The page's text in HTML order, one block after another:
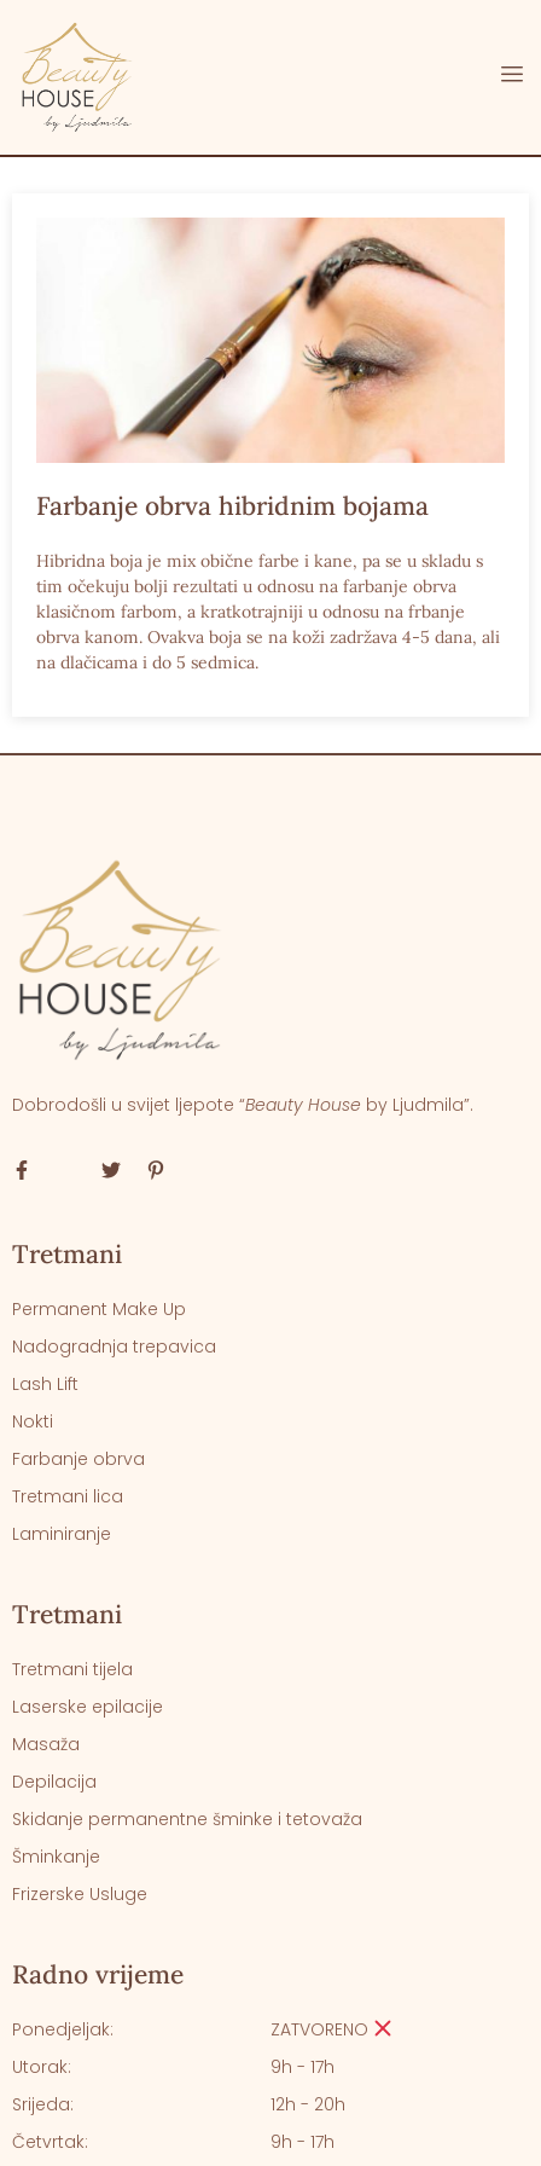
Farbanje obrva hibridnim bojama
Hibridna boja je mix obične farbe i kane, pa se u skladu s
tim očekuju bolji rezultati u odnosu na farbanje obrva
klasičnom farbom, a kratkotrajniji u odnosu na frbanje
obrva kanom. Ovakva boja se na koži zadržava 4-5 dana, ali
na dlačicama i do 5 sedmica.
Dobrodošli u svijet ljepote “Beauty House by Ljudmila”.
Tretmani
Permanent Make Up
Nadogradnja trepavica
Lash Lift
Nokti
Farbanje obrva
Tretmani lica
Laminiranje
Tretmani
Tretmani tijela
Laserske epilacije
Masaža
Depilacija
Skidanje permanentne šminke i tetovaža
Šminkanje
Frizerske Usluge
Radno vrijeme
Ponedjeljak:
Utorak:
Srijeda:
Četvrtak:
ZATVORENO
9h - 17h
12h - 20h
9h - 17h